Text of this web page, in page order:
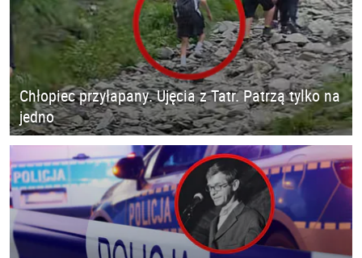
Chłopiec przyłapany. Ujęcia z Tatr. Patrzą tylko na
jedno